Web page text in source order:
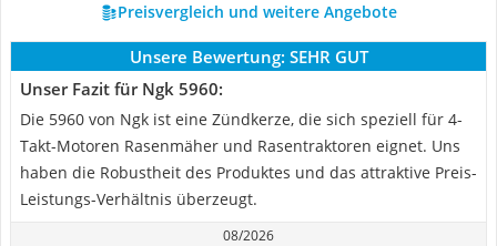
Preisvergleich und weitere Angebote
Unsere Bewertung: SEHR GUT
Unser Fazit für Ngk 5960:
Die 5960 von Ngk ist eine Zündkerze, die sich speziell für 4-
Takt-Motoren Rasenmäher und Rasentraktoren eignet. Uns
haben die Robustheit des Produktes und das attraktive Preis-
Leistungs-Verhältnis überzeugt.
08/2026